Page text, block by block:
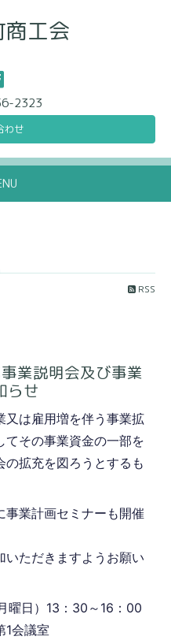
工会
2323
わせ
RSS
業説明会及び事業
らせ
又は雇用増を伴う事業拡
てその事業資金の一部を
拡充を図ろうとするも
事業計画セミナーも開催
いただきますようお願い
曜日）13：30～16：00
会議室